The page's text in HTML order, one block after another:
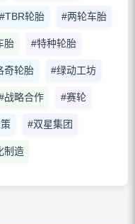
#TBR轮胎 #两轮车胎
胎 #特种轮胎
奇轮胎 #绿动工坊
战略合作 #赛轮
#双星集团
制造